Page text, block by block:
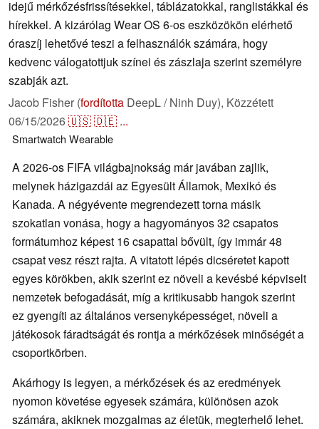
idejű mérkőzésfrissítésekkel, táblázatokkal, ranglistákkal és
hírekkel. A kizárólag Wear OS 6-os eszközökön elérhető
óraszíj lehetővé teszi a felhasználók számára, hogy
kedvenc válogatottjuk színei és zászlaja szerint személyre
szabják azt.
Jacob Fisher (fordította DeepL / Ninh Duy), Közzétett
06/15/2026🇺🇸🇩🇪 ...
Smartwatch Wearable
A 2026-os FIFA világbajnokság már javában zajlik,
melynek házigazdái az Egyesült Államok, Mexikó és
Kanada. A négyévente megrendezett torna másik
szokatlan vonása, hogy a hagyományos 32 csapatos
formátumhoz képest 16 csapattal bővült, így immár 48
csapat vesz részt rajta. A vitatott lépés dicséretet kapott
egyes körökben, akik szerint ez növeli a kevésbé képviselt
nemzetek befogadását, míg a kritikusabb hangok szerint
ez gyengíti az általános versenyképességet, növeli a
játékosok fáradtságát és rontja a mérkőzések minőségét a
csoportkörben.
Akárhogy is legyen, a mérkőzések és az eredmények
nyomon követése egyesek számára, különösen azok
számára, akiknek mozgalmas az életük, megterhelő lehet.